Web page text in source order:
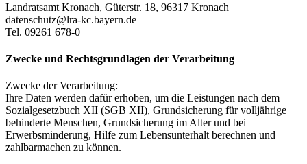
Landratsamt Kronach, Güterstr. 18, 96317 Kronach
datenschutz@lra-kc.bayern.de
Tel. 09261 678-0
Zwecke und Rechtsgrundlagen der Verarbeitung
Zwecke der Verarbeitung:
Ihre Daten werden dafür erhoben, um die Leistungen nach dem
Sozialgesetzbuch XII (SGB XII), Grundsicherung für volljährige
behinderte Menschen, Grundsicherung im Alter und bei
Erwerbsminderung, Hilfe zum Lebensunterhalt berechnen und
zahlbarmachen zu können.